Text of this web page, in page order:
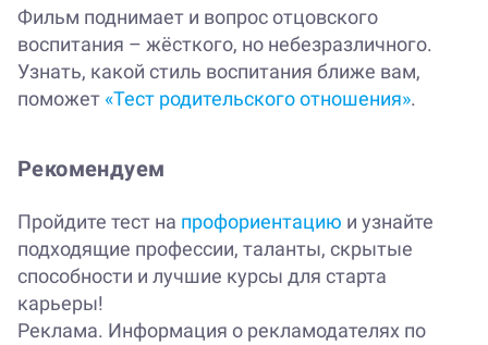
Фильм поднимает и вопрос отцовского
воспитания – жёсткого, но небезразличного.
Узнать, какой стиль воспитания ближе вам,
поможет «Тест родительского отношения».
Рекомендуем
Пройдите тест на профориентацию и узнайте
подходящие профессии, таланты, скрытые
способности и лучшие курсы для старта
карьеры!
Реклама. Информация о рекламодателях по